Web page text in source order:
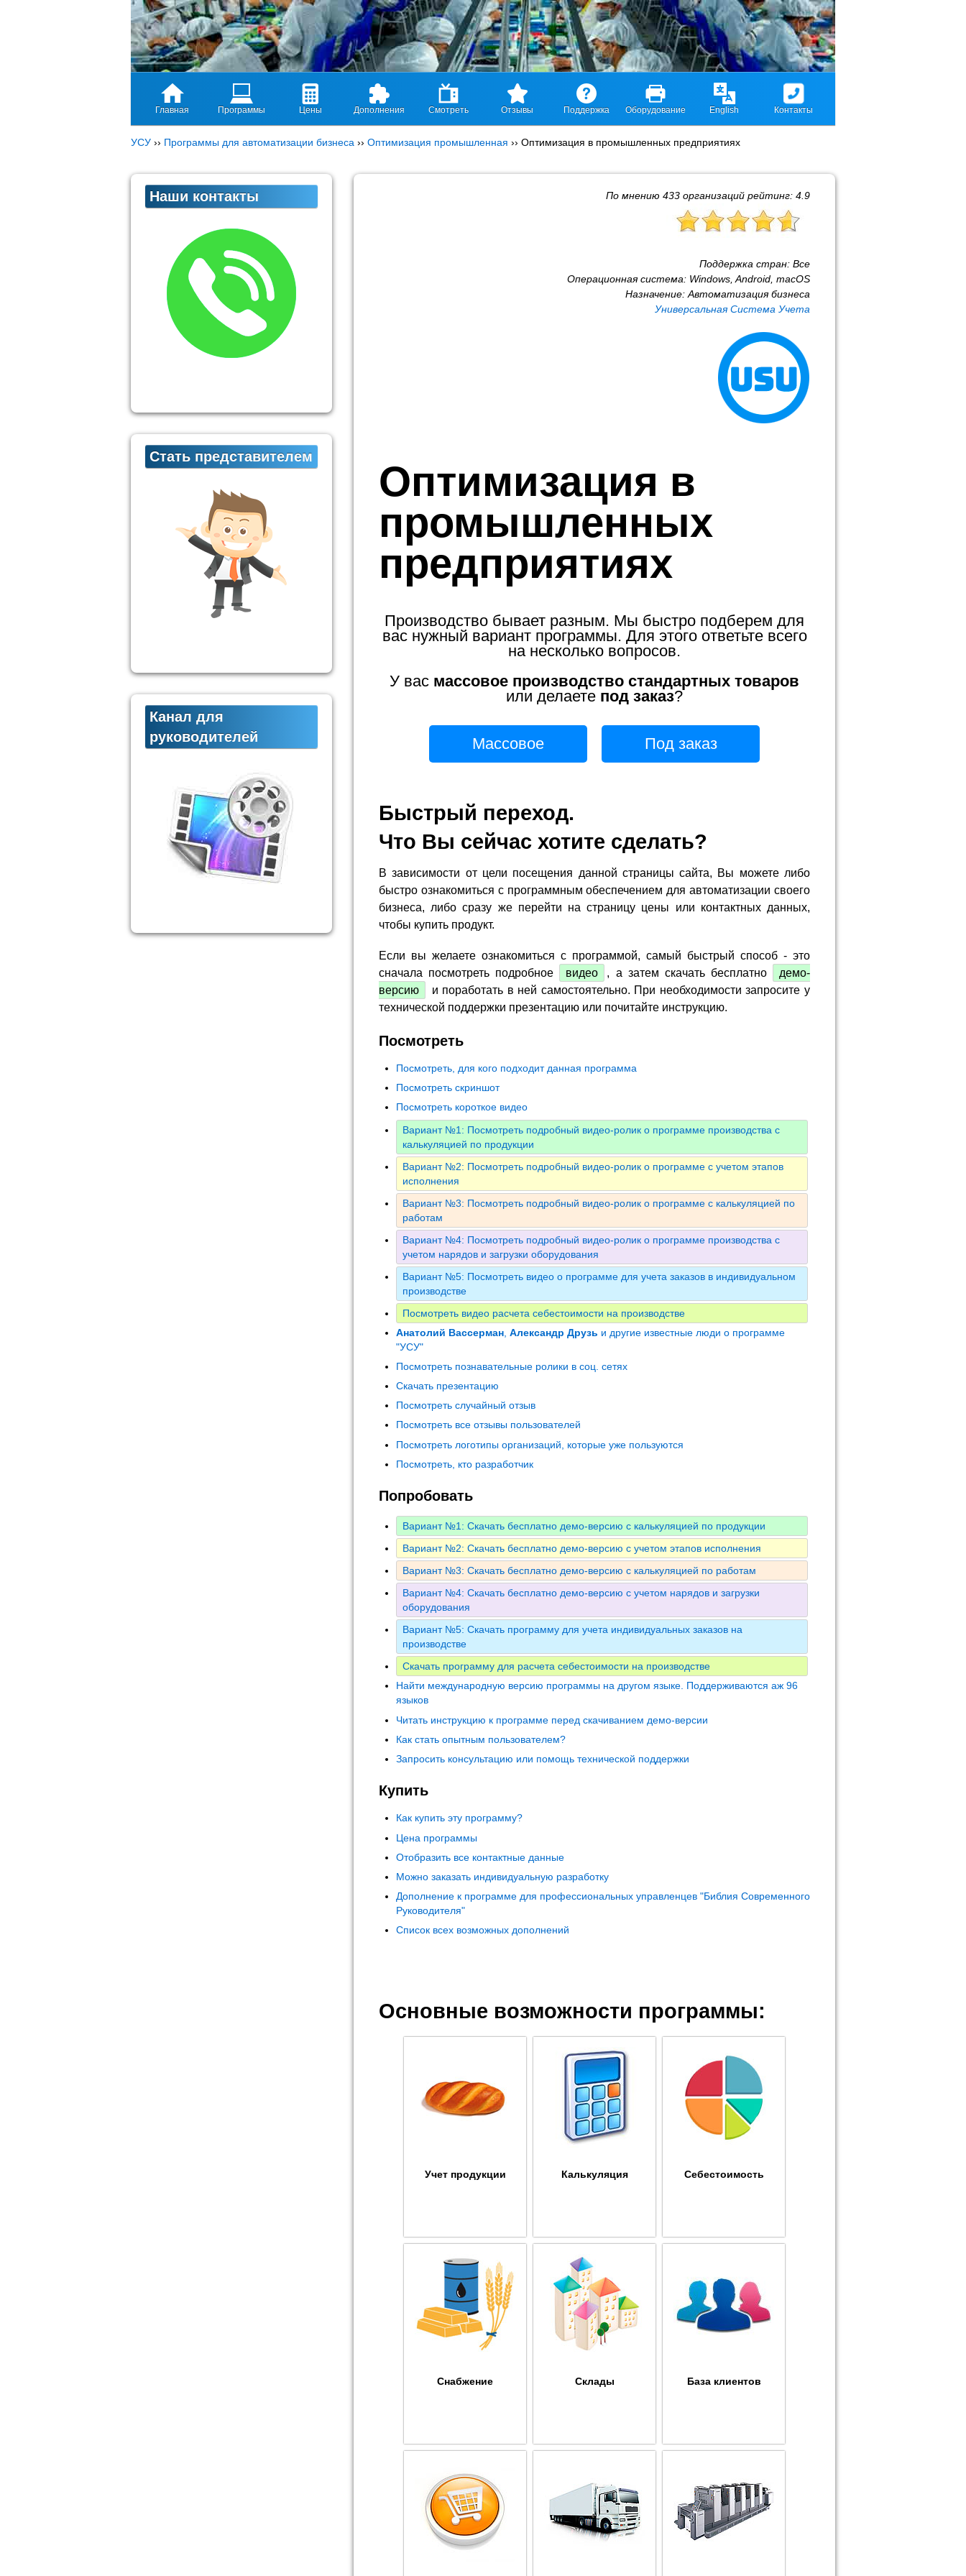
Главная Программы Цены Дополнения Смотреть Отзывы Поддержка Оборудование English Контакты
УСУ ›› Программы для автоматизации бизнеса ›› Оптимизация промышленная ›› Оптимизация в промышленных предприятиях
По мнению 433 организаций рейтинг: 4.9
Поддержка стран: Все
Операционная система: Windows, Android, macOS
Назначение: Автоматизация бизнеса
Универсальная Система Учета
Оптимизация в
промышленных
предприятиях
Производство бывает разным. Мы быстро подберем для
вас нужный вариант программы. Для этого ответьте всего
на несколько вопросов.
У вас массовое производство стандартных товаров
или делаете под заказ?
Массовое Под заказ
Быстрый переход.
Что Вы сейчас хотите сделать?
В зависимости от цели посещения данной страницы сайта, Вы можете либо
быстро ознакомиться с программным обеспечением для автоматизации своего
бизнеса, либо сразу же перейти на страницу цены или контактных данных,
чтобы купить продукт.
Если вы желаете ознакомиться с программой, самый быстрый способ - это
сначала посмотреть подробное
видео , а затем скачать бесплатно
демо-
версию
и поработать в ней самостоятельно. При необходимости запросите у
технической поддержки презентацию или почитайте инструкцию.
Посмотреть
Посмотреть, для кого подходит данная программа
Посмотреть скриншот
Посмотреть короткое видео
Вариант №1: Посмотреть подробный видео-ролик о программе производства с
калькуляцией по продукции
Вариант №2: Посмотреть подробный видео-ролик о программе с учетом этапов
исполнения
Вариант №3: Посмотреть подробный видео-ролик о программе с калькуляцией по
работам
Вариант №4: Посмотреть подробный видео-ролик о программе производства с
учетом нарядов и загрузки оборудования
Вариант №5: Посмотреть видео о программе для учета заказов в индивидуальном
производстве
Посмотреть видео расчета себестоимости на производстве
Анатолий Вассерман Александр Друзь и другие известные люди о программе
"УСУ"
Посмотреть познавательные ролики в соц. сетях
Скачать презентацию
Посмотреть случайный отзыв
Посмотреть все отзывы пользователей
Посмотреть логотипы организаций, которые уже пользуются
Посмотреть, кто разработчик
Попробовать
Вариант №1: Скачать бесплатно демо-версию с калькуляцией по продукции
Вариант №2: Скачать бесплатно демо-версию с учетом этапов исполнения
Вариант №3: Скачать бесплатно демо-версию с калькуляцией по работам
Вариант №4: Скачать бесплатно демо-версию с учетом нарядов и загрузки
оборудования
Вариант №5: Скачать программу для учета индивидуальных заказов на
производстве
Скачать программу для расчета себестоимости на производстве
Найти международную версию программы на другом языке. Поддерживаются аж 96
языков
Читать инструкцию к программе перед скачиванием демо-версии
Как стать опытным пользователем?
Запросить консультацию или помощь технической поддержки
Купить
Как купить эту программу?
Цена программы
Отобразить все контактные данные
Можно заказать индивидуальную разработку
Дополнение к программе для профессиональных управленцев "Библия Современного
Руководителя"
Список всех возможных дополнений
Основные возможности программы:
Учет продукции Калькуляция Себестоимость
Снабжение Склады База клиентов
Наши контакты
Стать представителем
Канал для
руководителей